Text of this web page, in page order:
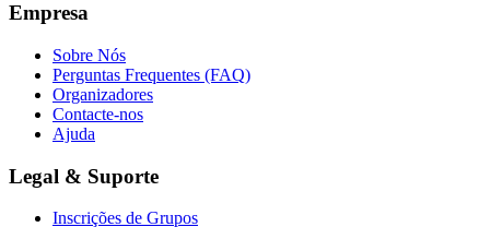
Empresa
Sobre Nós
Perguntas Frequentes (FAQ)
Organizadores
Contacte-nos
Ajuda
Legal & Suporte
Inscrições de Grupos